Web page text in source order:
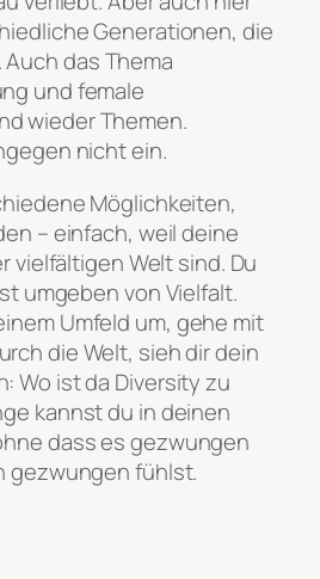
Generationen, die
das Thema
und female
wieder Themen.
nicht ein.
Möglichkeiten,
– einfach, weil deine
vielfältigen Welt sind. Du
umgeben von Vielfalt.
Umfeld um, gehe mit
die Welt, sieh dir dein
Wo ist da Diversity zu
kannst du in deinen
dass es gezwungen
gezwungen fühlst.